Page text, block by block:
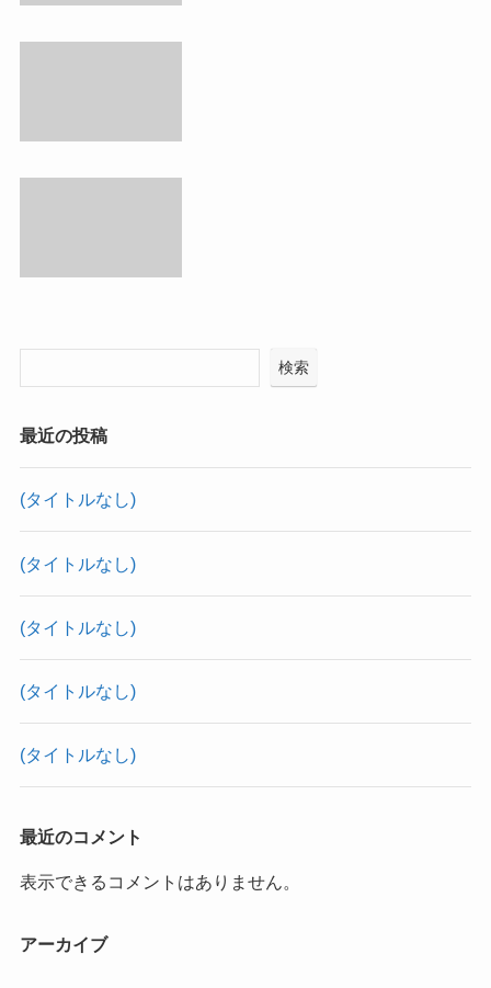
検索
最近の投稿
(タイトルなし)
(タイトルなし)
(タイトルなし)
(タイトルなし)
(タイトルなし)
最近のコメント
表示できるコメントはありません。
アーカイブ